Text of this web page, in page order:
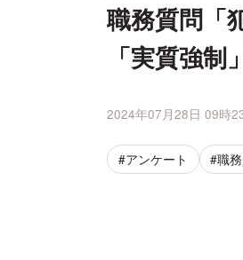
職務質問「
「実質強
2024年07月28日 09時
#アンケート #職